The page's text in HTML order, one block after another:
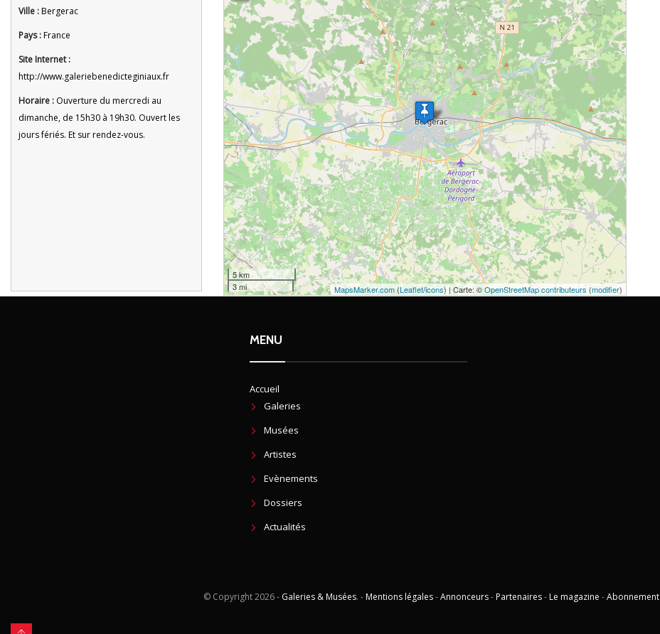
Ville :Bergerac
Pays :France
Site Internet :
http://www.galeriebenedicteginiaux.fr
Horaire : Ouverture du mercredi au
dimanche, de 15h30 à 19h30. Ouvert les
jours fériés. Et sur rendez-vous.
5 km
3 mi
MapsMarker.com(Leaflet/icons) | Carte: ©OpenStreetMap contributeurs (modifier)
MENU
Accueil
Galeries
Musées
Artistes
Evènements
Dossiers
Actualités
© Copyright2026 - Galeries & Musées. - Mentions légales-Annonceurs- Partenaires- Le magazine -Abonnement